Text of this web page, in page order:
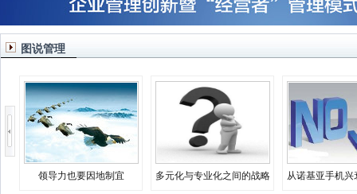
图说管理
领导力也要因地制宜
多元化与专业化之间的战略
从诺基亚手机兴